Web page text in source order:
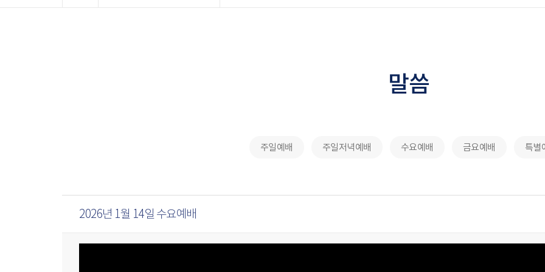
말씀
주일예배 주일저녁예배 수요예배 금요예배 특별
2026년 1월 14일 수요예배